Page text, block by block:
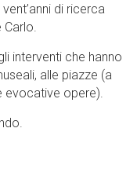
di ricerca
Carlo.
interventi che hanno
alle piazze (a
evocative opere).